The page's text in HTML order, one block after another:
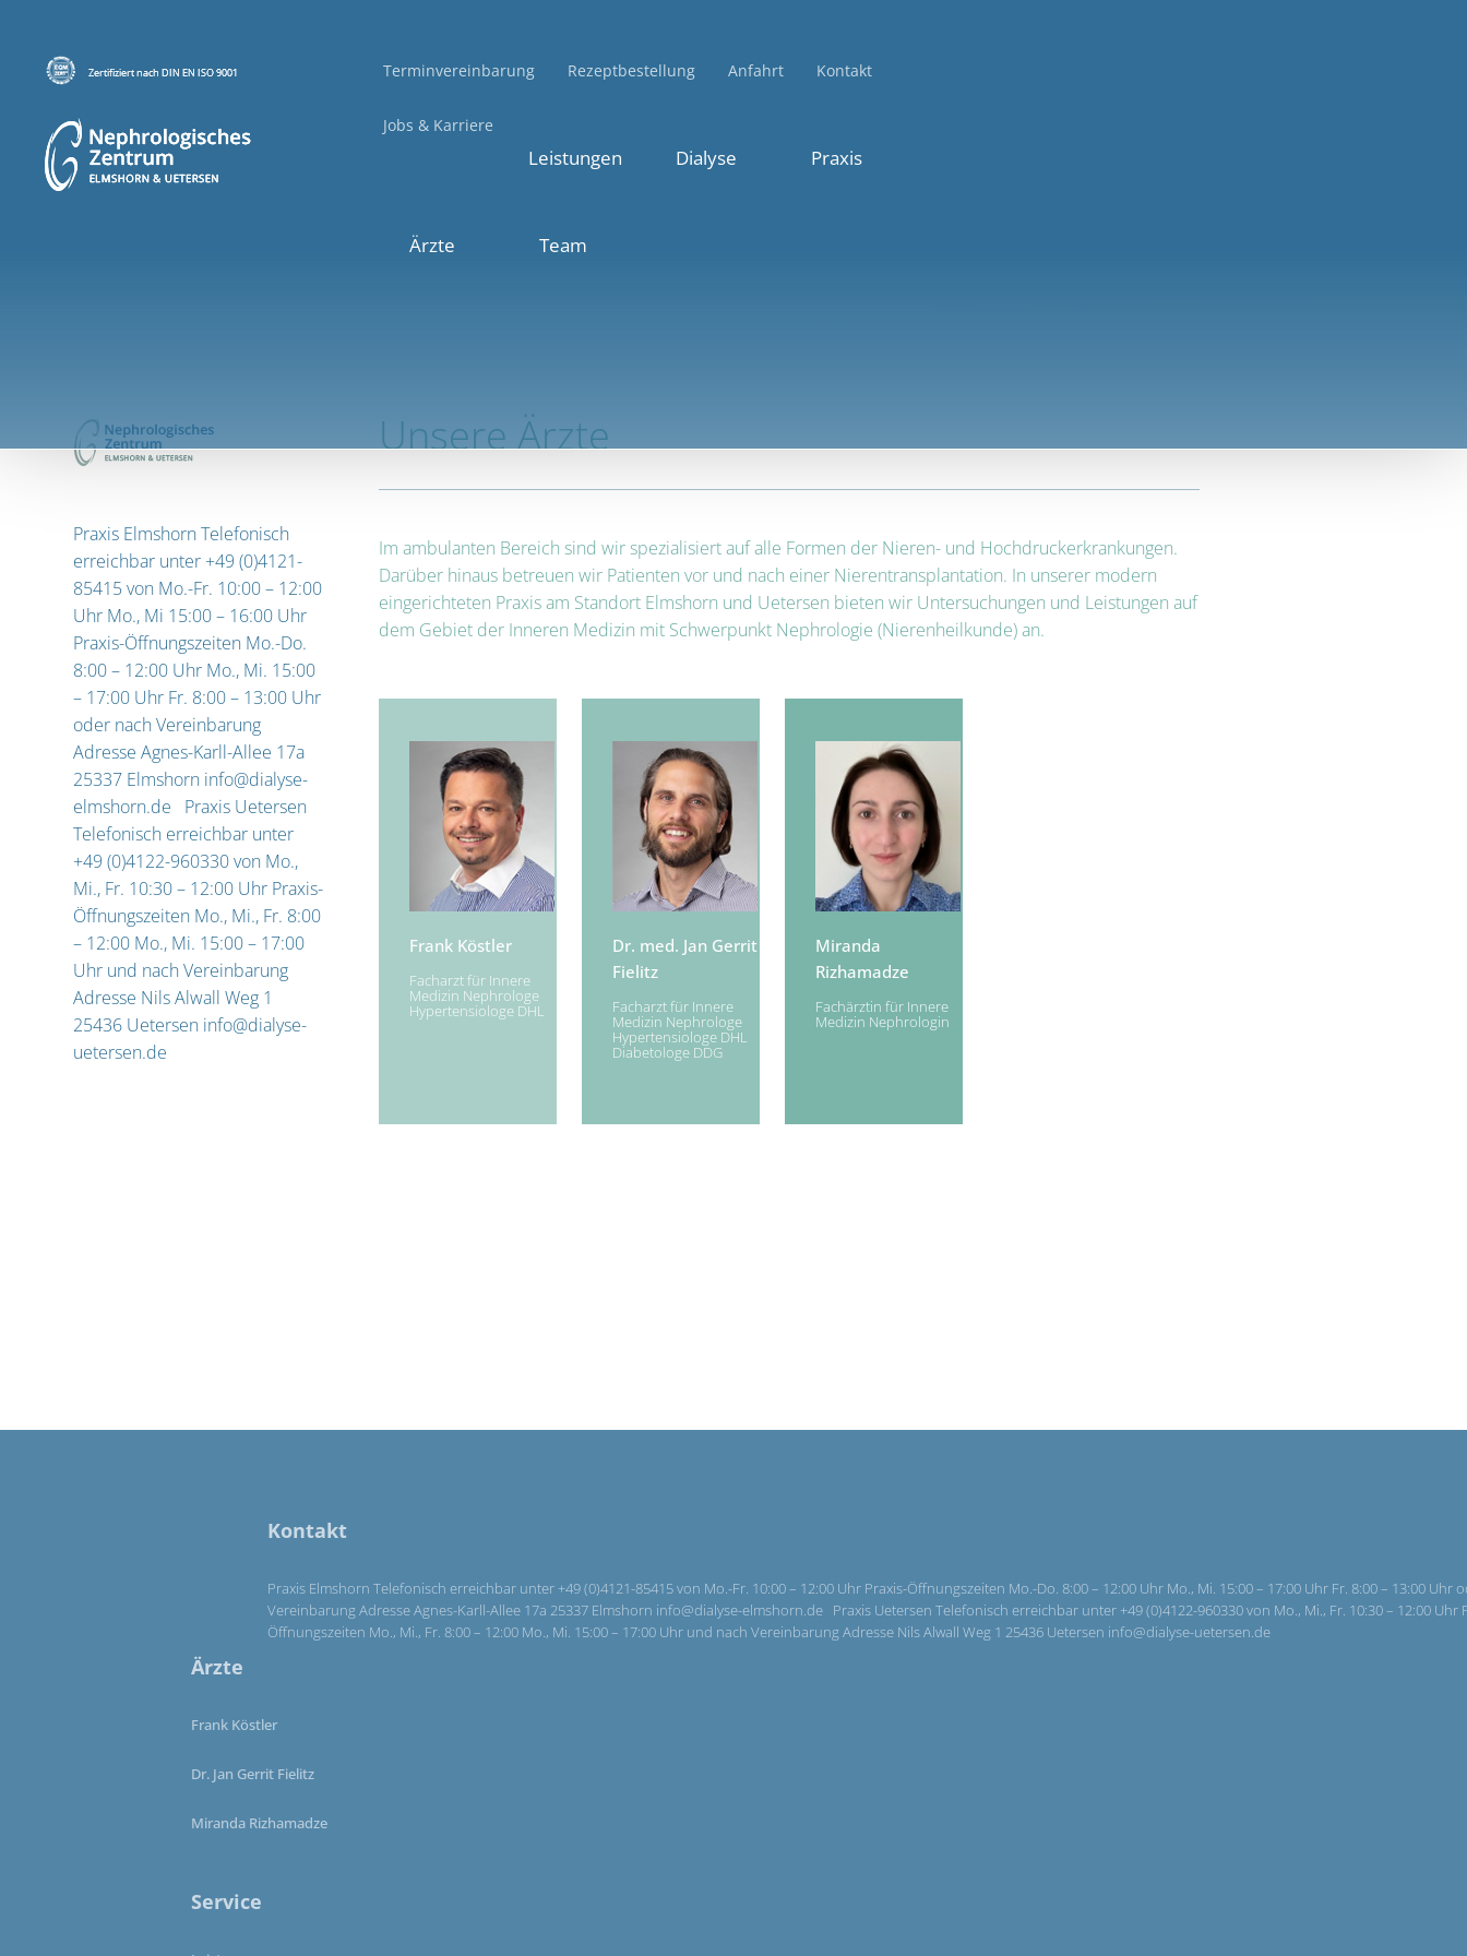
Terminvereinbarung Rezeptbestellung Anfahrt Kontakt
Jobs & Karriere
Leistungen Dialyse Praxis
Ärzte Team
Praxis Elmshorn Telefonisch
erreichbar unter +49 (0)4121-
85415 von Mo.-Fr. 10:00 – 12:00
Uhr Mo., Mi 15:00 – 16:00 Uhr
Praxis-Öffnungszeiten Mo.-Do.
8:00 – 12:00 Uhr Mo., Mi. 15:00
– 17:00 Uhr Fr. 8:00 – 13:00 Uhr
oder nach Vereinbarung
Adresse Agnes-Karll-Allee 17a
25337 Elmshorn info@dialyse-
elmshorn.de Praxis Uetersen
Telefonisch erreichbar unter
+49 (0)4122-960330 von Mo.,
Mi., Fr. 10:30 – 12:00 Uhr Praxis-
Öffnungszeiten Mo., Mi., Fr. 8:00
– 12:00 Mo., Mi. 15:00 – 17:00
Uhr und nach Vereinbarung
Adresse Nils Alwall Weg 1
25436 Uetersen info@dialyse-
uetersen.de
Unsere Ärzte
Im ambulanten Bereich sind wir spezialisiert auf alle Formen der Nieren- und Hochdruckerkrankungen.
Darüber hinaus betreuen wir Patienten vor und nach einer Nierentransplantation. In unserer modern
eingerichteten Praxis am Standort Elmshorn und Uetersen bieten wir Untersuchungen und Leistungen auf
dem Gebiet der Inneren Medizin mit Schwerpunkt Nephrologie (Nierenheilkunde) an.
Frank Köstler
Facharzt für Innere
Medizin Nephrologe
Hypertensiologe DHL
Dr. med. Jan Gerrit
Fielitz
Facharzt für Innere
Medizin Nephrologe
Hypertensiologe DHL
Diabetologe DDG
Miranda
Rizhamadze
Fachärztin für Innere
Medizin Nephrologin
Kontakt
Praxis Elmshorn Telefonisch erreichbar unter +49 (0)4121-85415 von Mo.-Fr. 10:00 – 12:00 Uhr Praxis-Öffnungszeiten Mo.-Do. 8:00 – 12:00 Uhr Mo., Mi. 15:00 – 17:00 Uhr Fr. 8:00 – 13:00 Uhr
Vereinbarung Adresse Agnes-Karll-Allee 17a 25337 Elmshorn info@dialyse-elmshorn.de Praxis Uetersen Telefonisch erreichbar unter +49 (0)4122-960330 von Mo., Mi., Fr. 10:30 – 12:00 Uhr
Öffnungszeiten Mo., Mi., Fr. 8:00 – 12:00 Mo., Mi. 15:00 – 17:00 Uhr und nach Vereinbarung Adresse Nils Alwall Weg 1 25436 Uetersen info@dialyse-uetersen.de
Ärzte
Frank Köstler
Dr. Jan Gerrit Fielitz
Miranda Rizhamadze
Service